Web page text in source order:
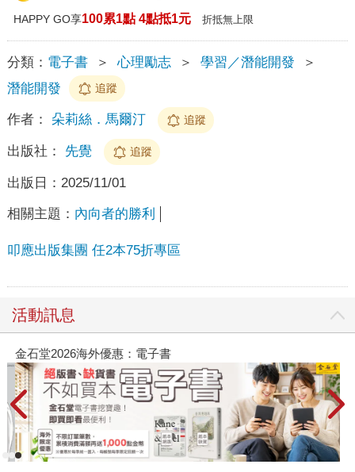
HAPPY GO享100累1點 4點抵1元 折抵無上限
分類： 電子書 ＞ 心理勵志 ＞ 學習／潛能開發
＞
潛能開發
追蹤
作者： 朵莉絲．馬爾汀 追蹤
出版社： 先覺 追蹤
出版日： 2025/11/01
相關主題： 內向者的勝利
叩應出版集團 任2本75折專區
活動訊息
金石堂2026海外優惠：電子書